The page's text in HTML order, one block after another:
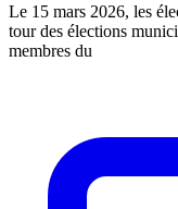
Le 15 mars 2026, les
tour des élections
membres du